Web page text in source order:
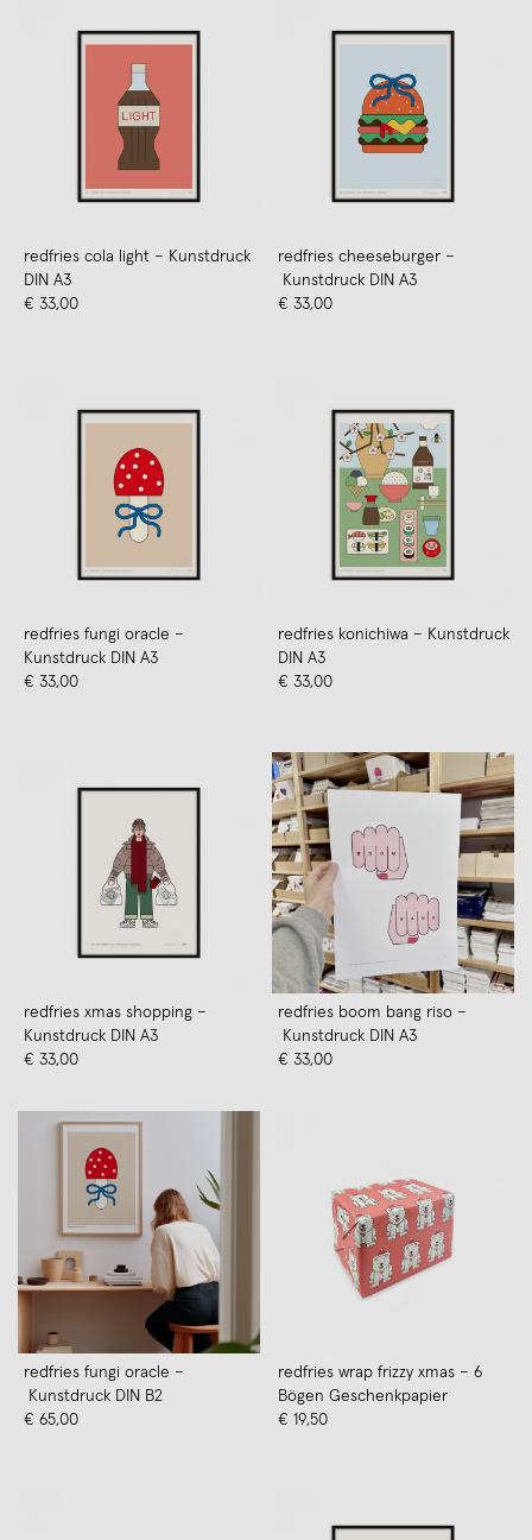
redfries cola light – Kunstdruck
DIN A3
€ 33,00
redfries cheeseburger –
Kunstdruck DIN A3
€ 33,00
redfries fungi oracle –
Kunstdruck DIN A3
€ 33,00
redfries konichiwa – Kunstdruck
DIN A3
€ 33,00
redfries xmas shopping –
Kunstdruck DIN A3
€ 33,00
redfries boom bang riso –
Kunstdruck DIN A3
€ 33,00
redfries fungi oracle –
Kunstdruck DIN B2
€ 65,00
redfries wrap frizzy xmas – 6
Bögen Geschenkpapier
€ 19,50